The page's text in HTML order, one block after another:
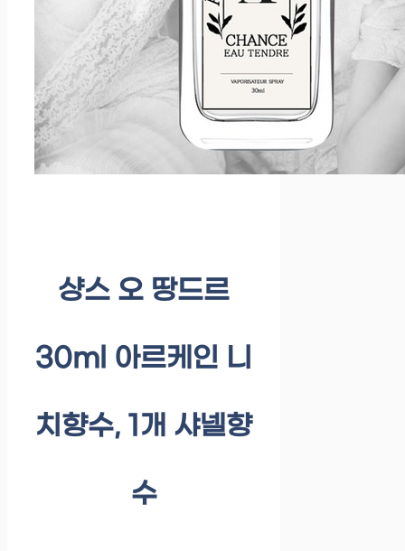
샹스 오 땅드르
30ml 아르케인 니
치향수, 1개 샤넬향
수